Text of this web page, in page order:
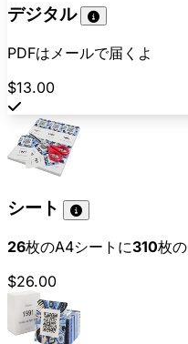
デジタル
PDFはメールで届くよ
$13.00
シート
26枚のA4シートに310枚
$26.00